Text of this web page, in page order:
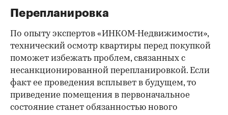
Перепланировка
По опыту экспертов «ИНКОМ-Недвижимости»,
технический осмотр квартиры перед покупкой
поможет избежать проблем, связанных с
несанкционированной перепланировкой. Если
факт ее проведения всплывет в будущем, то
приведение помещения в первоначальное
состояние станет обязанностью нового